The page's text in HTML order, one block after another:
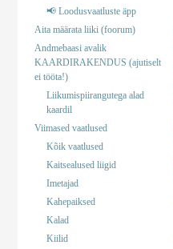
📢 Loodusvaatluste äpp
Aita määrata liiki (foorum)
Andmebaasi avalik
KAARDIRAKENDUS (ajutiselt
ei tööta!)
Liikumispiirangutega alad
kaardil
Viimased vaatlused
Kõik vaatlused
Kaitsealused liigid
Imetajad
Kahepaiksed
Kalad
Kiilid